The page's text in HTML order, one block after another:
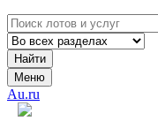
Найти
Меню
Au.ru